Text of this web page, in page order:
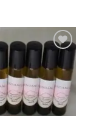
a la
deseos